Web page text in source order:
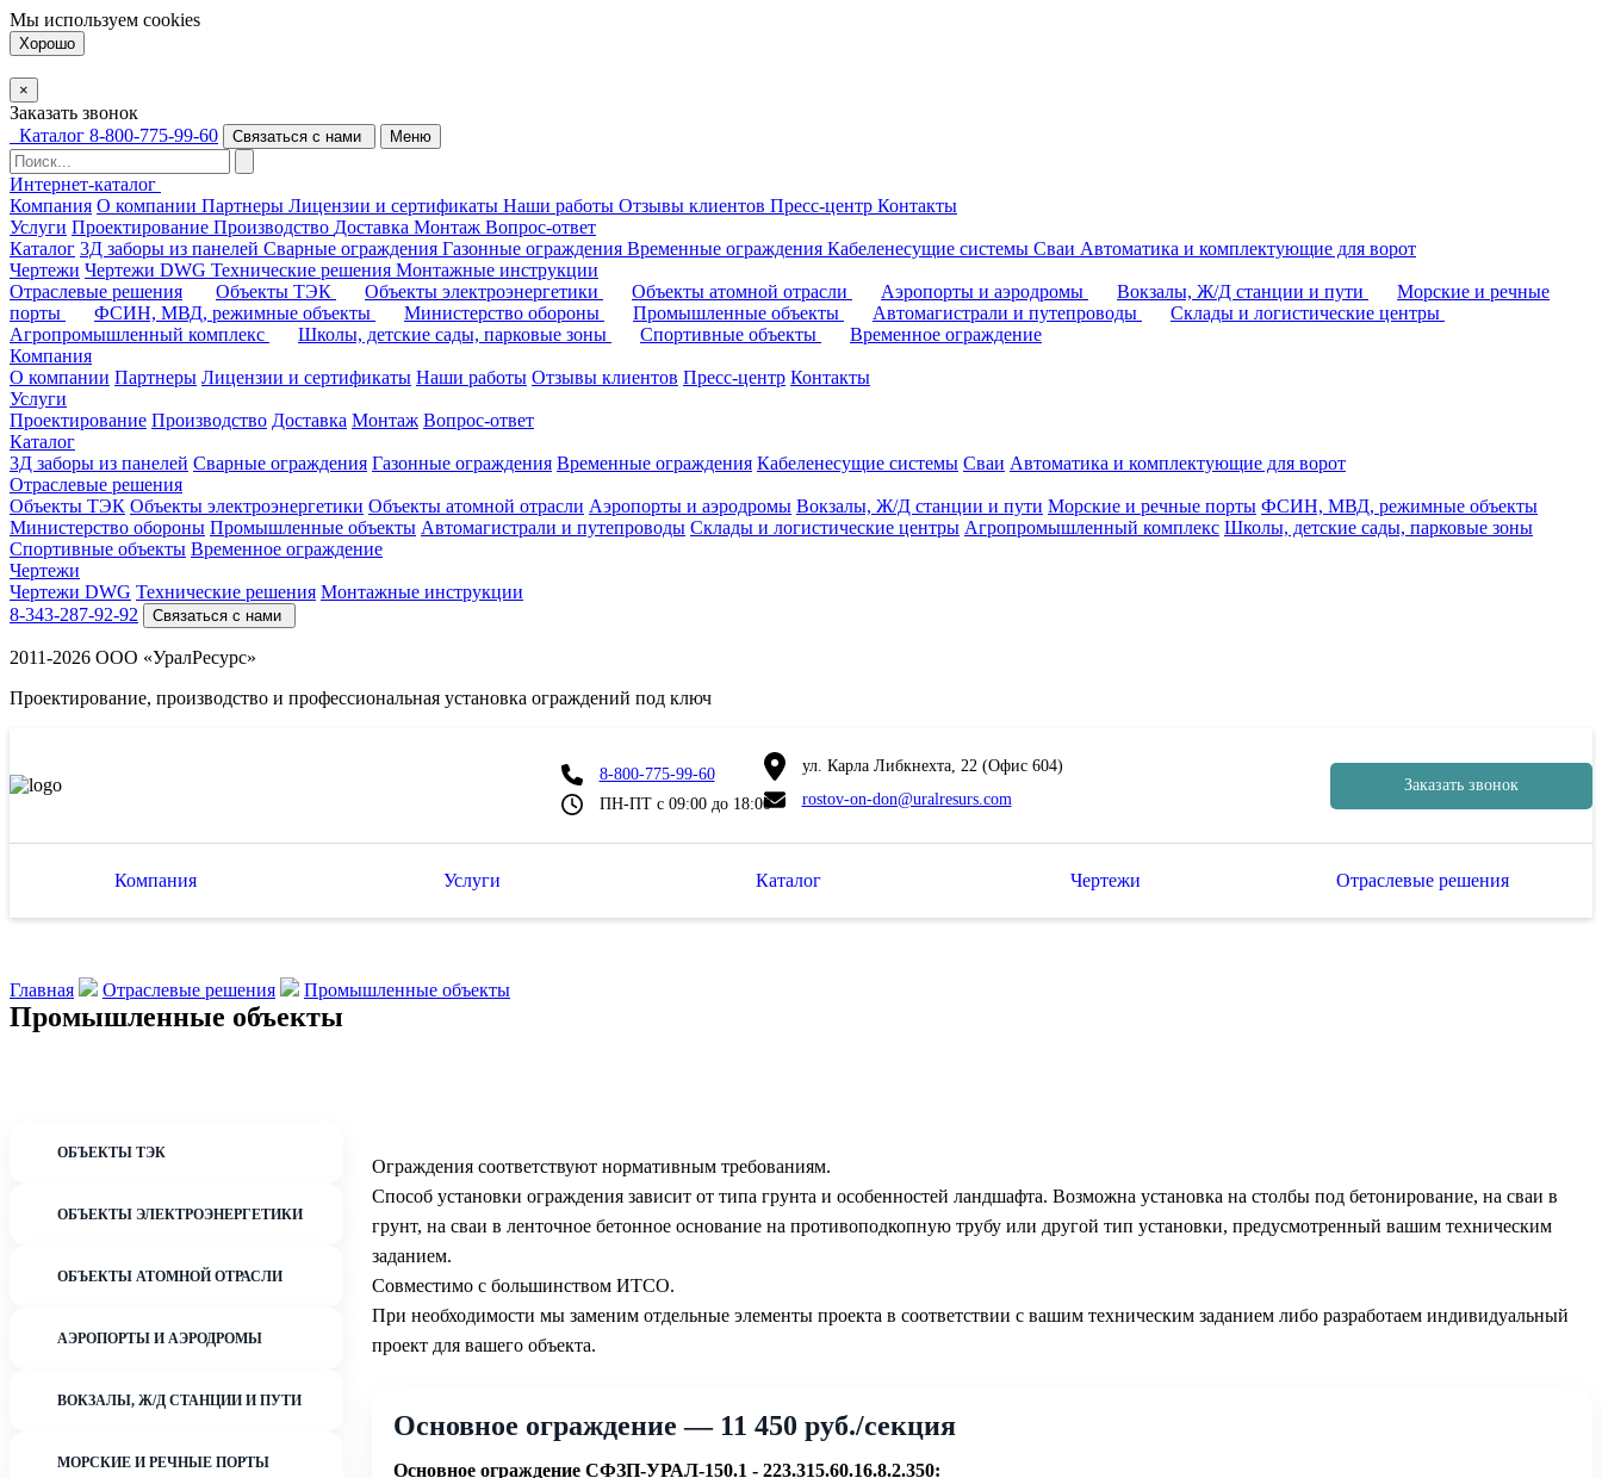
Мы используем cookies
Хорошо
×
Заказать звонок
Каталог 8-800-775-99-60 Связаться с нами Меню
Интернет-каталог
Компания О компании Партнеры Лицензии и сертификаты Наши работы Отзывы клиентов Пресс-центр Контакты
Услуги Проектирование Производство Доставка Монтаж Вопрос-ответ
Каталог 3Д заборы из панелей Сварные ограждения Газонные ограждения Временные ограждения Кабеленесущие системы Cваи Автоматика и комплектующие для ворот
Чертежи Чертежи DWG Технические решения Монтажные инструкции
Отраслевые решения
Объекты ТЭК Объекты электроэнергетики Объекты атомной отрасли Аэропорты и аэродромы Вокзалы, Ж/Д станции и пути
Морские и речные
порты
ФСИН, МВД, режимные объекты Министерство обороны Промышленные объекты Автомагистрали и путепроводы
Склады и логистические центры
Агропромышленный комплекс
Школы, детские сады, парковые зоны Спортивные объекты
Временное ограждение
Компания
О компании Партнеры Лицензии и сертификаты Наши работы Отзывы клиентов Пресс-центр Контакты
Услуги
Проектирование Производство Доставка Монтаж Вопрос-ответ
Каталог
3Д заборы из панелей Сварные ограждения Газонные ограждения Временные ограждения Кабеленесущие системы Cваи Автоматика и комплектующие для ворот
Отраслевые решения
Объекты ТЭК Объекты электроэнергетики Объекты атомной отрасли Аэропорты и аэродромы Вокзалы, Ж/Д станции и пути Морские и речные порты ФСИН, МВД, режимные объекты
Министерство обороны Промышленные объекты Автомагистрали и путепроводы Склады и логистические центры Агропромышленный комплекс Школы, детские сады, парковые зоны
Спортивные объекты Временное ограждение
Чертежи
Чертежи DWG Технические решения Монтажные инструкции
8-343-287-92-92
Связаться с нами
2011-2026 ООО «УралРесурс»
Проектирование, производство и профессиональная установка ограждений под ключ
8-800-775-99-60
ПН-ПТ с 09:00 до 18:00
ул. Карла Либкнехта, 22 (Офис 604)
rostov-on-don@uralresurs.com
Заказать звонок
Компания Услуги Каталог Чертежи Отраслевые решения
Главная Отраслевые решения Промышленные объекты
Промышленные объекты
ОБЪЕКТЫ ТЭК
ОБЪЕКТЫ ЭЛЕКТРОЭНЕРГЕТИКИ
ОБЪЕКТЫ АТОМНОЙ ОТРАСЛИ
АЭРОПОРТЫ И АЭРОДРОМЫ
ВОКЗАЛЫ, Ж/Д СТАНЦИИ И ПУТИ
МОРСКИЕ И РЕЧНЫЕ ПОРТЫ
Ограждения соответствуют нормативным требованиям.
Способ установки ограждения зависит от типа грунта и особенностей ландшафта. Возможна установка на столбы под бетонирование, на сваи в
грунт, на сваи в ленточное бетонное основание на противоподкопную трубу или другой тип установки, предусмотренный вашим техническим
заданием.
Совместимо с большинством ИТСО.
При необходимости мы заменим отдельные элементы проекта в соответствии с вашим техническим заданием либо разработаем индивидуальный
проект для вашего объекта.
Основное ограждение — 11 450 руб./секция
Основное ограждение СФЗП-УРАЛ-150.1 - 223.315.60.16.8.2.350: